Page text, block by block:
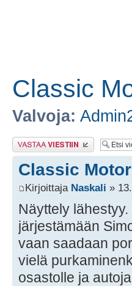
Classic
Valvoja:
Lähetä vastaus
Classic
Kirjoittaja Naskali »
Näyttely
järjestämään
vaan saadaan
vielä
osastolle ja